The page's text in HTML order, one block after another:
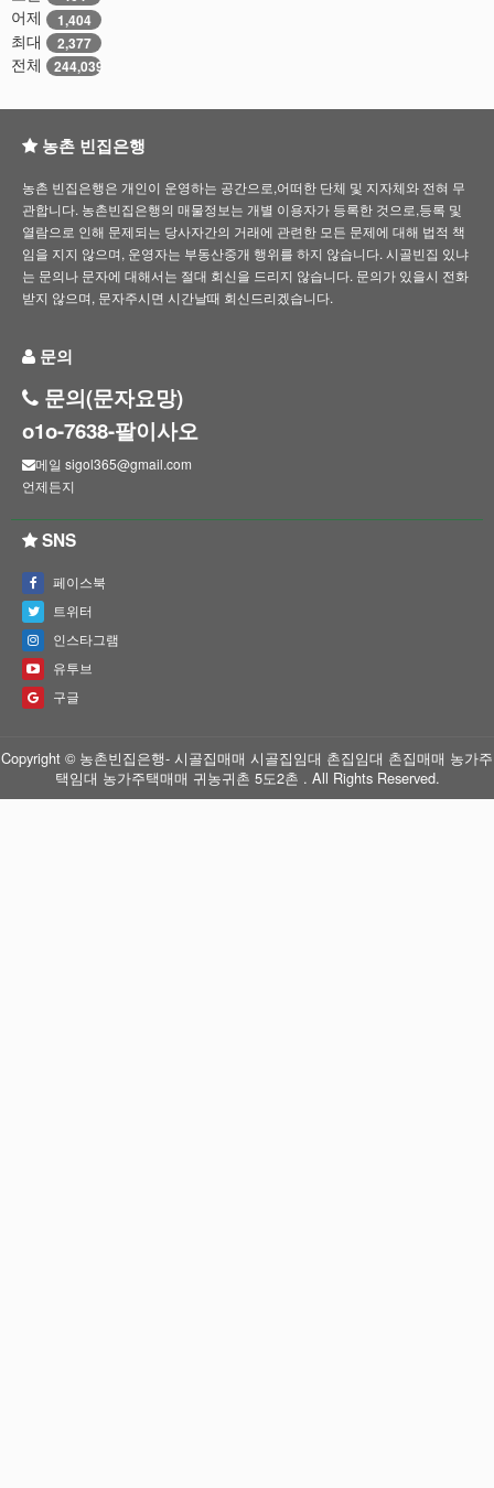
어제 1,404
최대 2,377
전체 244,039
농촌 빈집은행
농촌 빈집은행은 개인이 운영하는 공간으로,어떠한 단체 및 지자체와 전혀 무
관합니다. 농촌빈집은행의 매물정보는 개별 이용자가 등록한 것으로,등록 및
열람으로 인해 문제되는 당사자간의 거래에 관련한 모든 문제에 대해 법적 책
임을 지지 않으며, 운영자는 부동산중개 행위를 하지 않습니다. 시골빈집 있냐
는 문의나 문자에 대해서는 절대 회신을 드리지 않습니다. 문의가 있을시 전화
받지 않으며, 문자주시면 시간날때 회신드리겠습니다.
문의
문의(문자요망)
o1o-7638-팔이사오
메일 sigol365@gmail.com
언제든지
SNS
페이스북
트위터
인스타그램
유투브
구글
Copyright © 농촌빈집은행- 시골집매매 시골집임대 촌집임대 촌집매매 농가주
택임대 농가주택매매 귀농귀촌 5도2촌 . All Rights Reserved.